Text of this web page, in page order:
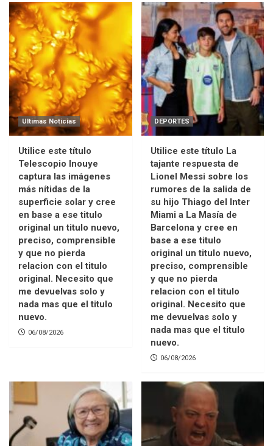
Ultimas Noticias
Utilice este título
Telescopio Inouye
captura las imágenes
más nítidas de la
superficie solar y cree
en base a ese titulo
original un titulo nuevo,
preciso, comprensible
y que no pierda
relacion con el titulo
original. Necesito que
me devuelvas solo y
nada mas que el titulo
nuevo.
06/08/2026
DEPORTES
Utilice este título La
tajante respuesta de
Lionel Messi sobre los
rumores de la salida de
su hijo Thiago del Inter
Miami a La Masía de
Barcelona y cree en
base a ese titulo
original un titulo nuevo,
preciso, comprensible
y que no pierda
relacion con el titulo
original. Necesito que
me devuelvas solo y
nada mas que el titulo
nuevo.
06/08/2026